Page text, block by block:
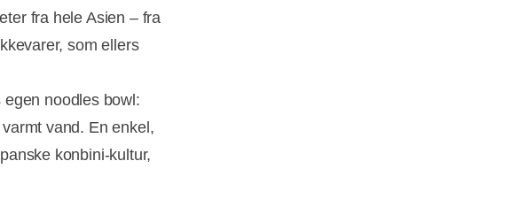
fra hele Asien – fra
som ellers
noodles bowl:
vand. En enkel,
konbini-kultur,